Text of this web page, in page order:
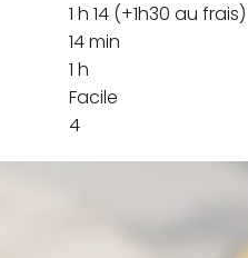
1 h 14 (+1h30 au frais)
14 min
1 h
Facile
4